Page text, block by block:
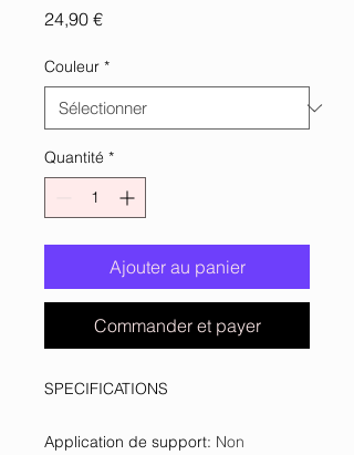
24,90 €Prix
Couleur *
Quantité *
Ajouter au panier
Commander et payer
SPECIFICATIONS
Application de support: Non